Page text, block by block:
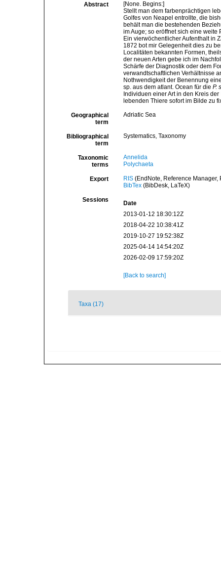
Abstract
[None. Begins:]
Stellt man dem farbenprächtigen
Golfes von Neapel entrollte, die
behält man die bestehenden
im Auge; so eröffnet sich eine
Ein vierwöchentlicher Aufenthalt in
1872 bot mir Gelegenheit dies zu
Localitäten bekannten Formen,
der neuen Arten gebe ich im
Schärfe der Diagnostik oder dem
verwandtschaftlichen Verhältnisse
Nothwendigkeit der Benennung
sp. aus dem atlant. Ocean für die P.
Individuen einer Art in den Kreis
lebenden Thiere sofort im Bilde zu
Geographical
term
Adriatic Sea
Bibliographical
term
Systematics, Taxonomy
Taxonomic
terms
Annelida
Polychaeta
Export RIS(EndNote, Reference Manager,
BibTex(BibDesk, LaTeX)
Sessions
Date
2013-01-12 18:30:12Z
2018-04-22 10:38:41Z
2019-10-27 19:52:38Z
2025-04-14 14:54:20Z
2026-02-09 17:59:20Z
[Back to search]
Taxa (17)